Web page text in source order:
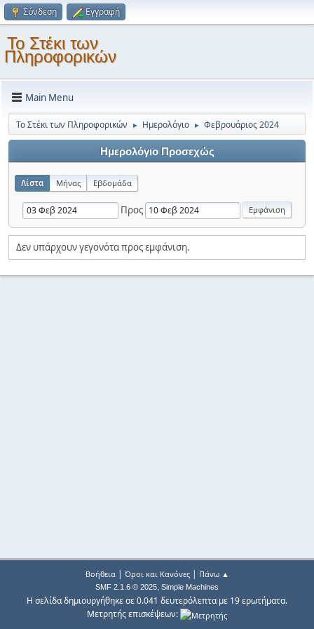
Σύνδεση Εγγραφή
Το Στέκι των
Πληροφορικών
Main Menu
Το Στέκι των Πληροφορικών ► Ημερολόγιο ► Φεβρουάριος 2024
Ημερολόγιο Προσεχώς
Λίστα Μήνας Εβδομάδα
Προς
Δεν υπάρχουν γεγονότα προς εμφάνιση.
Βοήθεια| Όροι και Κανόνες| Πάνω ▲
SMF 2.1.6 © 2025, Simple Machines
Η σελίδα δημιουργήθηκε σε 0.041 δευτερόλεπτα με 19 ερωτήματα.
Μετρητής επισκέψεων: